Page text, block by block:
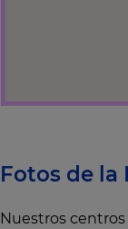
Fotos de la
Nuestros